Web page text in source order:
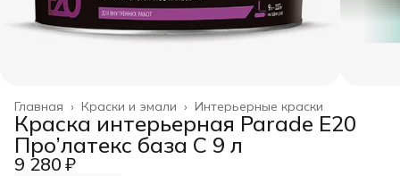
Интерьерные краски
Краски и эмали ›
Главная ›
Краска интерьерная Parade E20
Про’латекс база С 9 л
9 280 ₽